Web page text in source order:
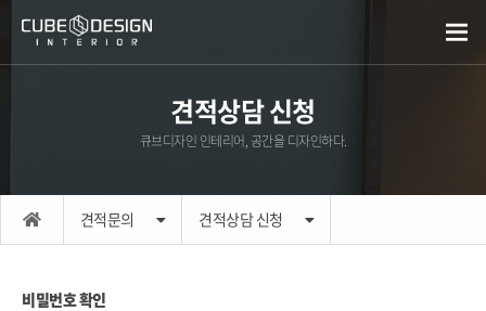
견적상담 신청
큐브디자인 인테리어, 공간을 디자인하다.
견적문의 견적상담 신청
비밀번호 확인